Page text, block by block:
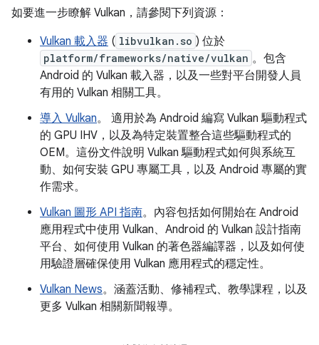
如要進一步瞭解 Vulkan，請參閱下列資源：
Vulkan 載入器 ( libvulkan.so ) 位於
platform/frameworks/native/vulkan 。包含
Android 的 Vulkan 載入器，以及一些對平台開發人員
有用的 Vulkan 相關工具。
導入 Vulkan。 適用於為 Android 編寫 Vulkan 驅動程式
的 GPU IHV，以及為特定裝置整合這些驅動程式的
OEM。這份文件說明 Vulkan 驅動程式如何與系統互
動、如何安裝 GPU 專屬工具，以及 Android 專屬的實
作需求。
Vulkan 圖形 API 指南。內容包括如何開始在 Android
應用程式中使用 Vulkan、Android 的 Vulkan 設計指南
平台、如何使用 Vulkan 的著色器編譯器，以及如何使
用驗證層確保使用 Vulkan 應用程式的穩定性。
Vulkan News。涵蓋活動、修補程式、教學課程，以及
更多 Vulkan 相關新聞報導。